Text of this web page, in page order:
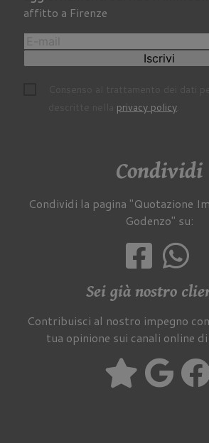
affitto a Firenze
Iscrivi
privacy policy.
Condividi
Condividi la pagina "Quotazione
Godenzo" su:
Sei già nostro
Contribuisci al nostro impegno
tua opinione sui canali online